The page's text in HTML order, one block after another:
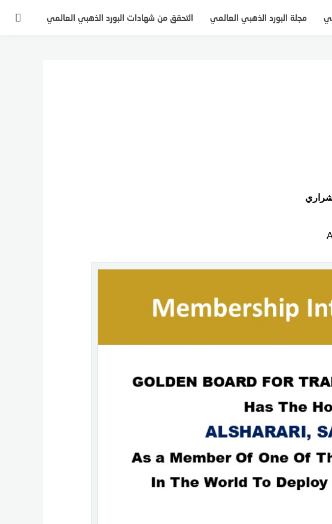
مجلة البورد الذهبي العالمي التحقق من شهادات البورد الذهبي العالمي